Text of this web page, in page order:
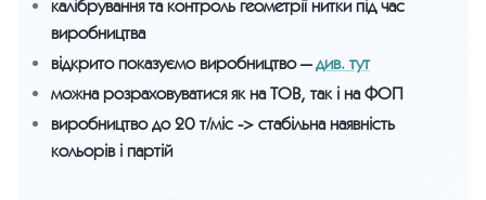
калібрування та контроль геометрії нитки під час
виробництва
відкрито показуємо виробництво —див. тут
можна розраховуватися як на ТОВ, так і на ФОП
виробництво до 20 т/міс -> стабільна наявність
кольорів і партій